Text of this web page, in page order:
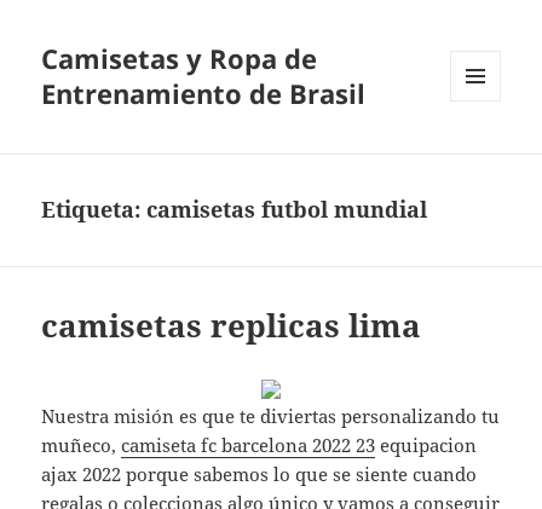
Camisetas y Ropa de
Entrenamiento de Brasil
Etiqueta:camisetas futbol mundial
camisetas replicas lima
Nuestra misión es que te diviertas personalizando tu
muñeco,camiseta fc barcelona 2022 23 equipacion
ajax 2022 porque sabemos lo que se siente cuando
regalas o coleccionas algo único y vamos a conseguir